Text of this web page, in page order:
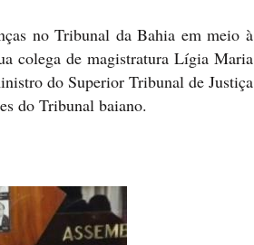
no Tribunal da Bahia em meio à
colega de magistratura Lígia Maria
do Superior Tribunal de Justiça
do Tribunal baiano.